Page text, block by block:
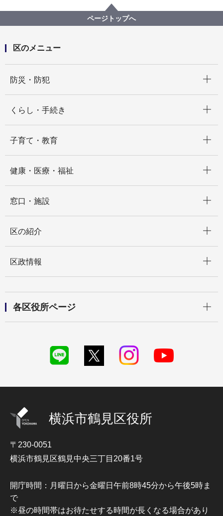
いつまでも住み続けたいまち、鶴見（令和７年７月）
ページトップへ
区のメニュー
防災・防犯
くらし・手続き
子育て・教育
健康・医療・福祉
窓口・施設
区の紹介
区政情報
各区役所ページ
横浜市鶴見区役所
〒230-0051
横浜市鶴見区鶴見中央三丁目20番1号
開庁時間：月曜日から金曜日午前8時45分から午後5時ま
で
※昼の時間帯はお待たせする時間が長くなる場合があり